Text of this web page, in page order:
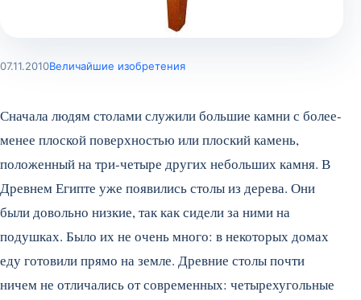
07.11.2010Величайшие изобретения
Сначала людям столами служили большие камни с более-
менее плоской поверхностью или плоский камень,
положенный на три-четыре других небольших камня. В
Древнем Египте уже появились столы из дерева. Они
были довольно низкие, так как сидели за ними на
подушках. Было их не очень много: в некоторых домах
еду готовили прямо на земле. Древние столы почти
ничем не отличались от современных: четырехугольные